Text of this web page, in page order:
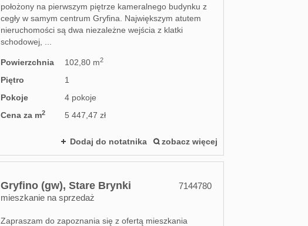
położony na pierwszym piętrze kameralnego budynku z
cegły w samym centrum Gryfina. Największym atutem
nieruchomości są dwa niezależne wejścia z klatki
schodowej, ...
Powierzchnia 102,80 m2
Piętro
1
Pokoje
4 pokoje
Cena za m2 5 447,47 zł
Dodaj do notatnika zobacz więcej
Gryfino (gw), Stare Brynki
mieszkanie na sprzedaż
7144780
Zapraszam do zapoznania się z ofertą mieszkania